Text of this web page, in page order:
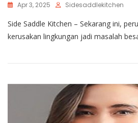
Apr 3, 2025 Sidesaddlekitchen
Side Saddle Kitchen – Sekarang ini,
kerusakan lingkungan jadi masalah